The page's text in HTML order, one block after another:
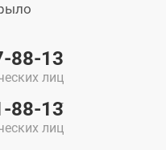
88-13
лиц
88-13
лиц